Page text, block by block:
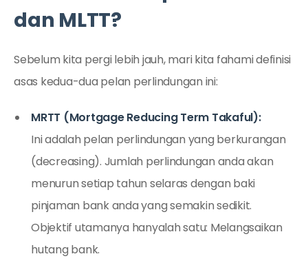
dan MLTT?
Sebelum kita pergi lebih jauh, mari kita fahami definisi
asas kedua-dua pelan perlindungan ini:
MRTT (Mortgage Reducing Term Takaful):
Ini adalah pelan perlindungan yang berkurangan
(decreasing). Jumlah perlindungan anda akan
menurun setiap tahun selaras dengan baki
pinjaman bank anda yang semakin sedikit.
Objektif utamanya hanyalah satu: Melangsaikan
hutang bank.